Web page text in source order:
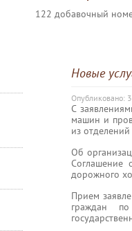
122 добавочный
Новые
Опубликовано:
С
машин и
из
Об
Соглашение
дорожного
Прием
граждан